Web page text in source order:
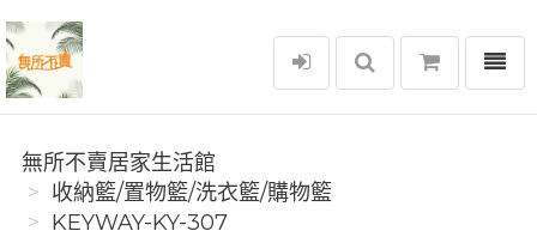
無所不賣居家生活館
選單
無所不賣居家生活館
收納籃/置物籃/洗衣籃/購物籃
KEYWAY-KY-307